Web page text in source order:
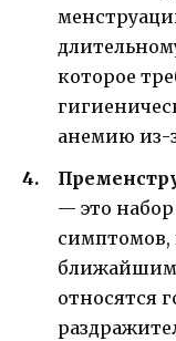
которое
анемию из-
— это
симптомов,
ближайшим
относятся